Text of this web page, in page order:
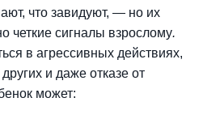
что завидуют, — но их
четкие сигналы взрослому.
в агрессивных действиях,
и даже отказе от
может: